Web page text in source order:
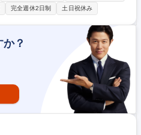
各種調整を行っていただきます。 ◎
、証券取引市場を支える重要な社会
段の生活でなかなか触れづらいかも
きな不具合がなく動いているのは弊
ンジニア
完全週休2日制 土日祝休み
か？